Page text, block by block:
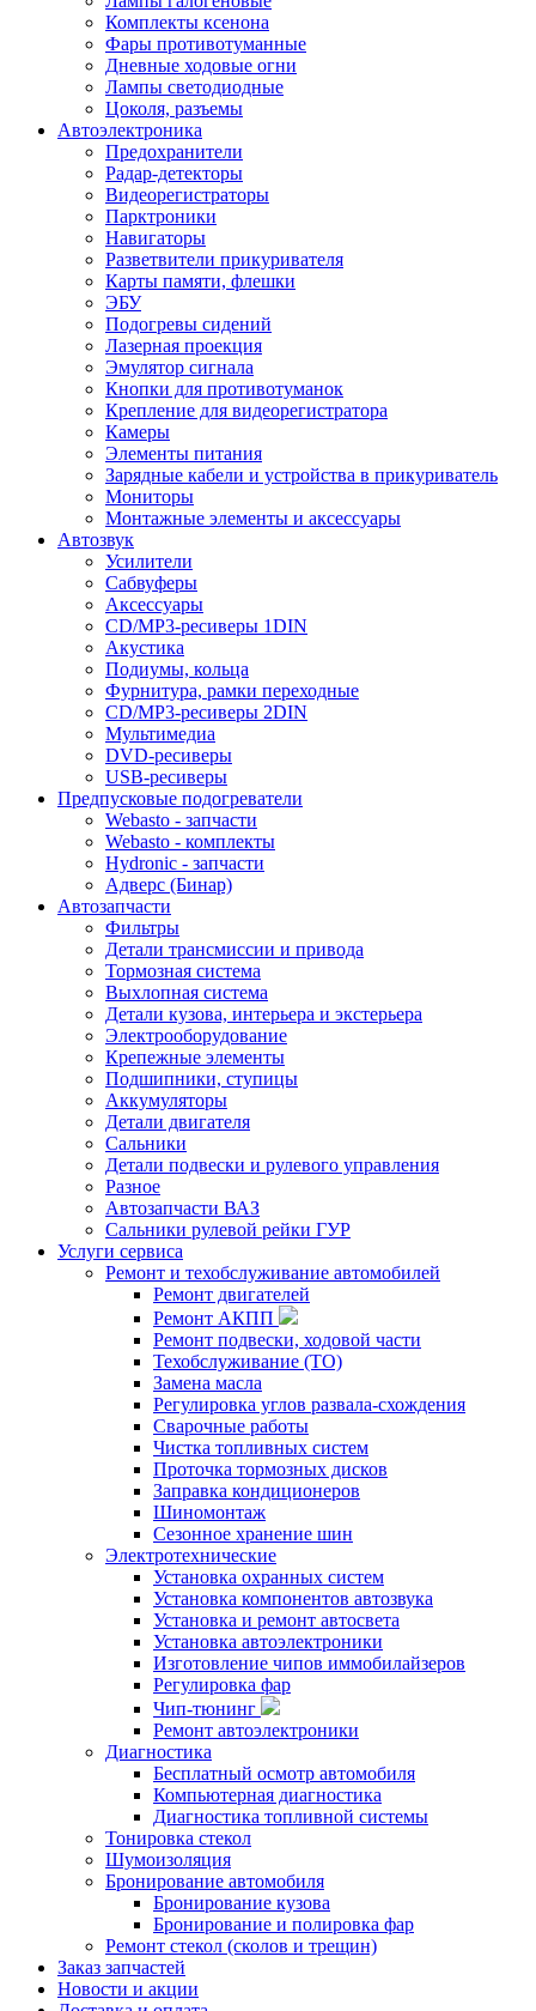
Комплекты ксенона
Фары противотуманные
Дневные ходовые огни
Лампы светодиодные
Цоколя, разъемы
Автоэлектроника
Предохранители
Радар-детекторы
Видеорегистраторы
Парктроники
Навигаторы
Разветвители прикуривателя
Карты памяти, флешки
ЭБУ
Подогревы сидений
Лазерная проекция
Эмулятор сигнала
Кнопки для противотуманок
Крепление для видеорегистратора
Камеры
Элементы питания
Зарядные кабели и устройства в прикуриватель
Мониторы
Монтажные элементы и аксессуары
Автозвук
Усилители
Сабвуферы
Аксессуары
CD/MP3-ресиверы 1DIN
Акустика
Подиумы, кольца
Фурнитура, рамки переходные
CD/MP3-ресиверы 2DIN
Мультимедиа
DVD-ресиверы
USB-ресиверы
Предпусковые подогреватели
Webasto - запчасти
Webasto - комплекты
Hydronic - запчасти
Адверс (Бинар)
Автозапчасти
Фильтры
Детали трансмиссии и привода
Тормозная система
Выхлопная система
Детали кузова, интерьера и экстерьера
Электрооборудование
Крепежные элементы
Подшипники, ступицы
Аккумуляторы
Детали двигателя
Сальники
Детали подвески и рулевого управления
Разное
Автозапчасти ВАЗ
Сальники рулевой рейки ГУР
Услуги сервиса
Ремонт и техобслуживание автомобилей
Ремонт двигателей
Ремонт АКПП
Ремонт подвески, ходовой части
Техобслуживание (ТО)
Замена масла
Регулировка углов развала-схождения
Сварочные работы
Чистка топливных систем
Проточка тормозных дисков
Заправка кондиционеров
Шиномонтаж
Сезонное хранение шин
Электротехнические
Установка охранных систем
Установка компонентов автозвука
Установка и ремонт автосвета
Установка автоэлектроники
Изготовление чипов иммобилайзеров
Регулировка фар
Чип-тюнинг
Ремонт автоэлектроники
Диагностика
Бесплатный осмотр автомобиля
Компьютерная диагностика
Диагностика топливной системы
Тонировка стекол
Шумоизоляция
Бронирование автомобиля
Бронирование кузова
Бронирование и полировка фар
Ремонт стекол (сколов и трещин)
Заказ запчастей
Новости и акции